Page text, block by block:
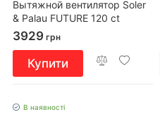
Вытяжной вентилятор Soler
& Palau FUTURE 120 ct
3929 грн
Купити
В наявності